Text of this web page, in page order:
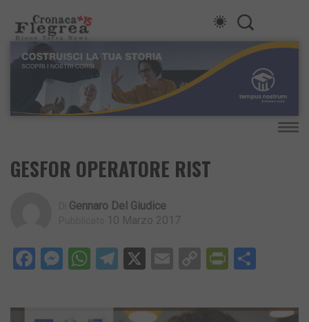
GESFOR OPERATORE RIST
Gennaro Del Giudice
10 Marzo 2017
Facebook
Messenger
WhatsApp
Telegram
X EmailCopy